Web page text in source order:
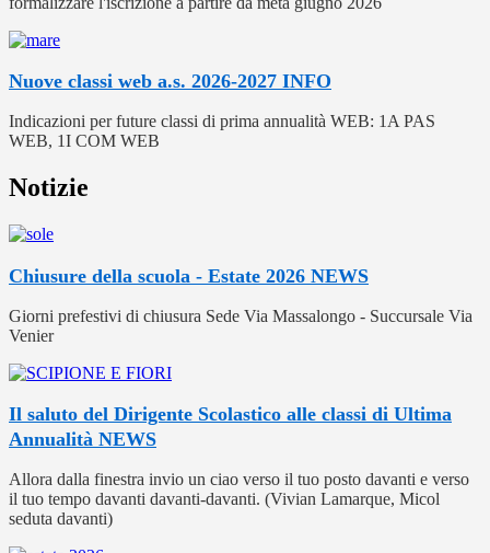
Nuove classi web a.s. 2026-2027 INFO
Indicazioni per future classi di prima annualità WEB: 1A PAS
WEB, 1I COM WEB
Notizie
Chiusure della scuola - Estate 2026 NEWS
Giorni prefestivi di chiusura Sede Via Massalongo - Succursale Via
Venier
Il saluto del Dirigente Scolastico alle classi di Ultima
Annualità NEWS
Allora dalla finestra invio un ciao verso il tuo posto davanti e verso
il tuo tempo davanti davanti-davanti. (Vivian Lamarque, Micol
seduta davanti)